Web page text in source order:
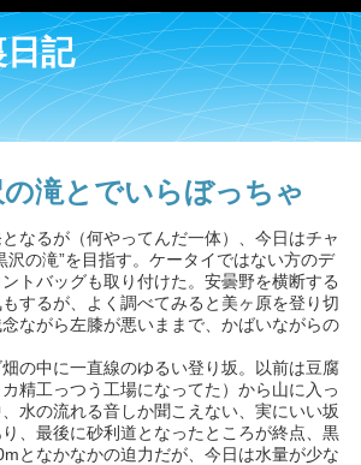
記
滝とでいらぼっちゃ
なるが（何やってんだ一体）、今日はチャ
沢の滝”を目指す。ケータイではない方のデ
トバッグも取り付けた。安曇野を横断する
するが、よく調べてみると美ヶ原を登り切
ながら左膝が悪いままで、かばいながらの
の中に一直線のゆるい登り坂。以前は豆腐
精工っつう工場になってた）から山に入っ
水の流れる音しか聞こえない、実にいい坂
、最後に砂利道となったところが終点、黒
となかなかの迫力だが、今日は水量が少な